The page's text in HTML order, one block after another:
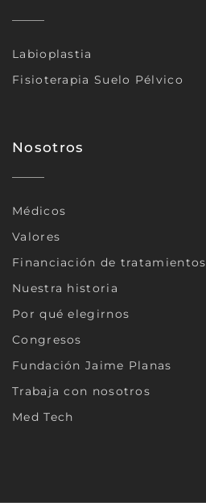
Labioplastia
Fisioterapia Suelo Pélvico
Nosotros
Médicos
Valores
Financiación de tratamientos
Nuestra historia
Por qué elegirnos
Congresos
Fundación Jaime Planas
Trabaja con nosotros
Med Tech